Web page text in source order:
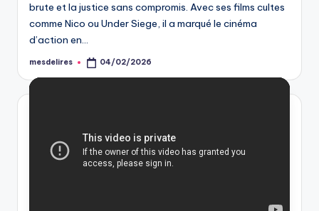
brute et la justice sans compromis. Avec ses films cultes
comme Nico ou Under Siege, il a marqué le cinéma
d’action en…
Posted
mesdelires 04/02/2026